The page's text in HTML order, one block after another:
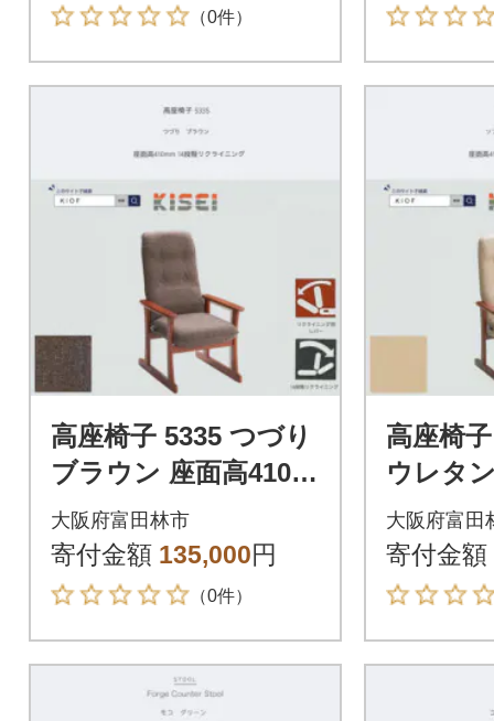
（0件）
高座椅子 5335 つづり
ブラウン 座面高410m
m 座面高さ調節可能
リクライニング【KIO
F】
大阪府富田林市
寄付金額 135,000円
（0件）
高座椅
ウレタ
面高
調節可
大阪府富田
寄付金額